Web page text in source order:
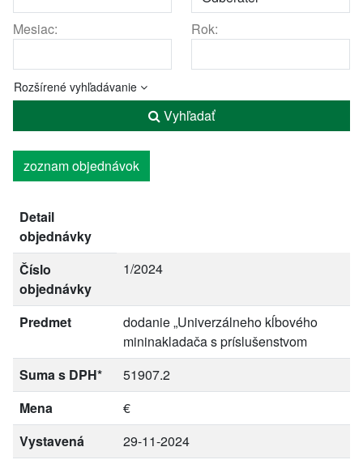
Mesiac: Rok:
Rozšírené vyhľadávanie
Vyhľadať
zoznam objednávok
Detail
objednávky
Číslo
objednávky
1/2024
Predmet
dodanie „Univerzálneho kĺbového
mininakladača s príslušenstvom
Suma s DPH*
51907.2
Mena
€
Vystavená
29-11-2024